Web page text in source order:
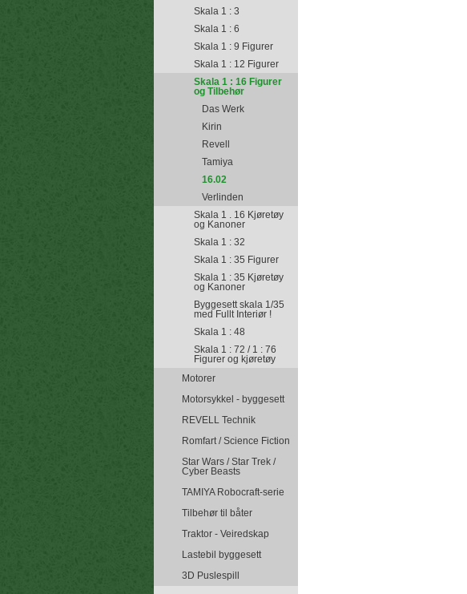
Skala 1 : 3
Skala 1 : 6
Skala 1 : 9 Figurer
Skala 1 : 12 Figurer
Skala 1 : 16 Figurer
og Tilbehør
Das Werk
Kirin
Revell
Tamiya
16.02
Verlinden
Skala 1 . 16 Kjøretøy
og Kanoner
Skala 1 : 32
Skala 1 : 35 Figurer
Skala 1 : 35 Kjøretøy
og Kanoner
Byggesett skala 1/35
med Fullt Interiør !
Skala 1 : 48
Skala 1 : 72 / 1 : 76
Figurer og kjøretøy
Motorer
Motorsykkel - byggesett
REVELL Technik
Romfart / Science Fiction
Star Wars / Star Trek /
Cyber Beasts
TAMIYA Robocraft-serie
Tilbehør til båter
Traktor - Veiredskap
Lastebil byggesett
3D Puslespill